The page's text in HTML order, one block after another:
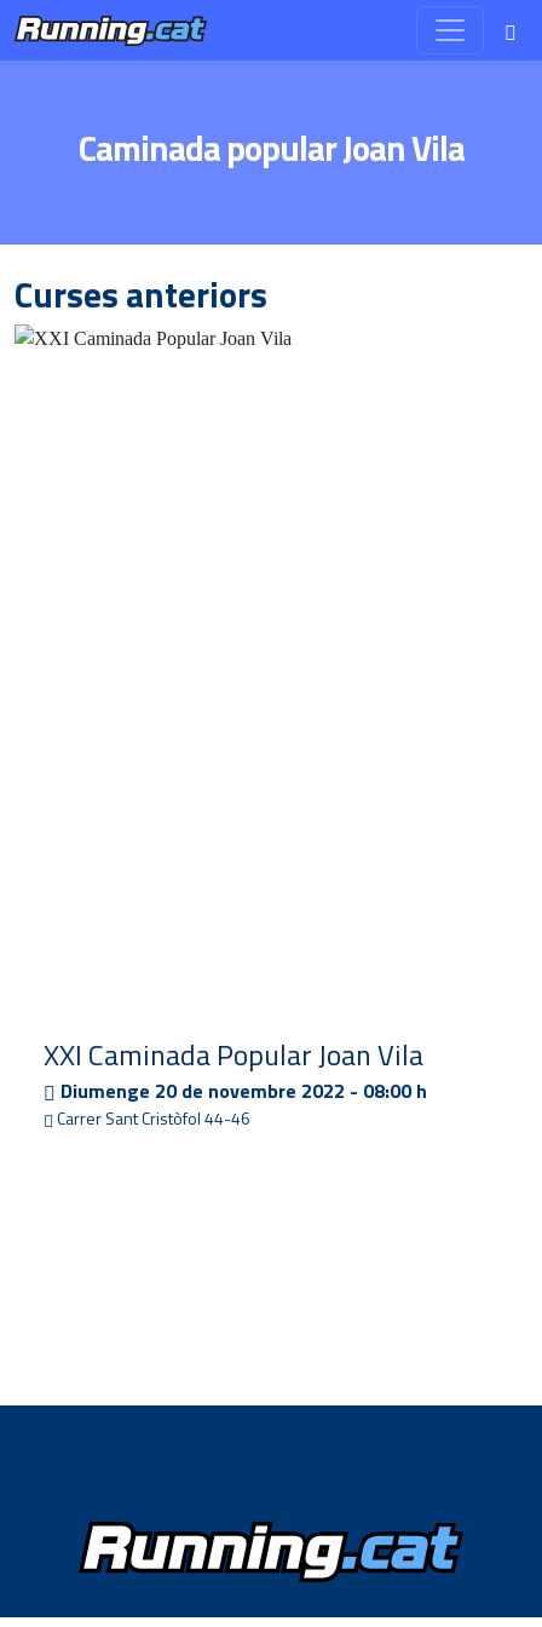
Caminada popular Joan Vila
Curses anteriors
XXI Caminada Popular Joan Vila
Diumenge 20 de novembre 2022 - 08:00 h
Carrer Sant Cristòfol 44-46